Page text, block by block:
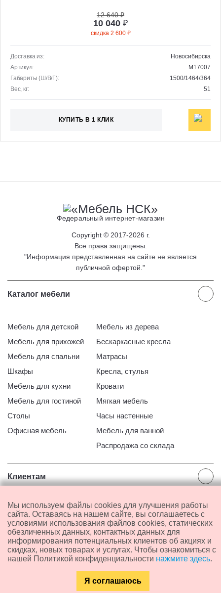
12 640 ₽
10 040 ₽
скидка 2 600 ₽
Доставка из:
Новосибирска
Артикул:
M17007
Габариты (Ш/В/Г):
1500/1464/364
Вес, кг:
51
КУПИТЬ В 1 КЛИК
Федеральный интернет-магазин
Copyright © 2017-2026 г.
Все права защищены.
"Информация представленная на сайте не является
публичной офертой."
Каталог мебели
Мебель для детской
Мебель для прихожей
Мебель для спальни
Шкафы
Мебель для кухни
Мебель для гостиной
Столы
Офисная мебель
Мебель из дерева
Бескаркасные кресла
Матрасы
Кресла, стулья
Кровати
Мягкая мебель
Часы настенные
Мебель для ванной
Распродажа со склада
Клиентам
Оплата
Доставка и самовывоз
Сборка мебели
Обмен и возврат
Политика конфиденциальности
Контакты
Телефон:+7 (952) 916-69-59
Адрес: г. Айхал, ул. Амакинская, 7
E-mail: mebel-nsk.ru@yandex.ru
Каталог Контакты
Мы используем файлы cookies для улучшения работы
сайта. Оставаясь на нашем сайте, вы соглашаетесь с
условиями использования файлов cookies, статических
обезличенных данных, контактных данных для
информирования потенциальных клиентов об акциях и
скидках, новых товарах и услугах. Чтобы ознакомиться с
нашей Политикой конфиденциальности нажмите здесь.
Я соглашаюсь